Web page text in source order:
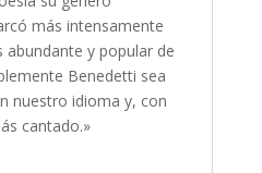
más intensamente
abundante y popular de
Benedetti sea
nuestro idioma y, con
cantado.»